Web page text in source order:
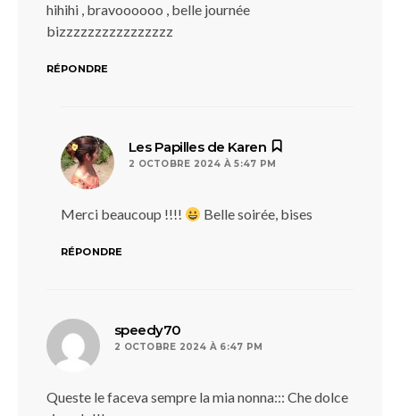
hihihi , bravoooooo , belle journée
bizzzzzzzzzzzzzzzz
RÉPONDRE
Les Papilles de Karen
2 OCTOBRE 2024 À 5:47 PM
Merci beaucoup !!!! Belle soirée, bises
RÉPONDRE
speedy70
2 OCTOBRE 2024 À 6:47 PM
Queste le faceva sempre la mia nonna::: Che dolce